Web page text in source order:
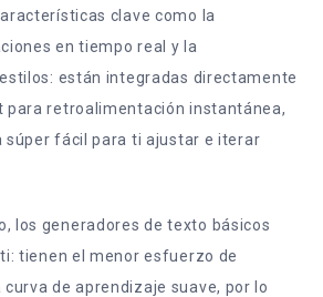
clave como la
en tiempo real y la
están integradas directamente
para retroalimentación instantánea,
súper fácil para ti ajustar e iterar
los generadores de texto básicos
tienen el menor esfuerzo de
de aprendizaje suave, por lo